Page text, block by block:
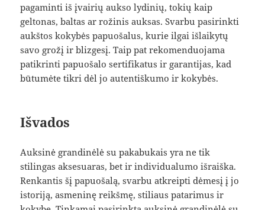
pagaminti iš įvairių aukso lydinių, tokių kaip
geltonas, baltas ar rožinis auksas. Svarbu pasirinkti
aukštos kokybės papuošalus, kurie ilgai išlaikytų
savo grožį ir blizgesį. Taip pat rekomenduojama
patikrinti papuošalo sertifikatus ir garantijas, kad
būtumėte tikri dėl jo autentiškumo ir kokybės.
Išvados
Auksinė grandinėlė su pakabukais yra ne tik
stilingas aksesuaras, bet ir individualumo išraiška.
Renkantis šį papuošalą, svarbu atkreipti dėmesį į jo
istoriją, asmeninę reikšmę, stiliaus patarimus ir